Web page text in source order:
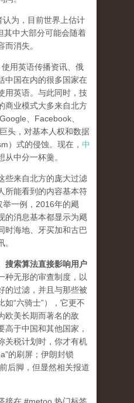
认为，目前世界上估计
其中大部分可能会随着
消失。
用英语传播资讯、俄
中国在内的很多国家在
用英语。与此同时，技
商业模式大多来自北方
、Facebook、
头，对基本人权和数据
）式的侵蚀。现在， 中
从中分一杯羹。
些来自北方的庞大过滤
所能看到的内容基本符
举一例，2016年的飓
的消息基本都显示为飓
时海地、牙买加和古巴
搜索算法直接影响用户
种无形的审查制度，以
的过滤，并且与那些被
“六骑士”），它更不
欧美长期而著名的敌
高于中国和其他国家，
关税计划时，你才有机
的刷屏；伊朗封锁
后脚，但显然相关报道